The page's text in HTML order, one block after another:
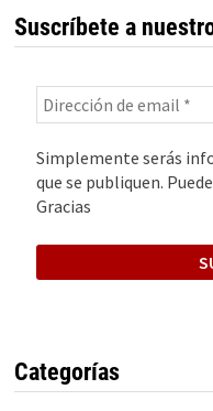
Suscríbete a
Simplemente serás
que se publiquen.
Gracias
Categorías